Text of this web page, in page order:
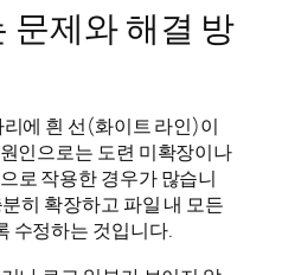
문제와 해결 방
에 흰 선(화이트 라인)이
인으로는 도련 미확장이나
로 작용한 경우가 많습니
히 확장하고 파일 내 모든
수정하는 것입니다.